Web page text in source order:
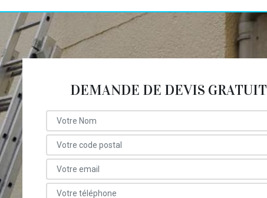
DEMANDE DE DEVIS GRATUIT